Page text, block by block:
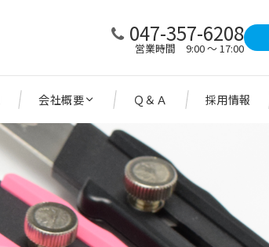
047-357-6208
営業時間 9:00 ～ 17:00
会社概要 Ｑ＆Ａ 採用情報